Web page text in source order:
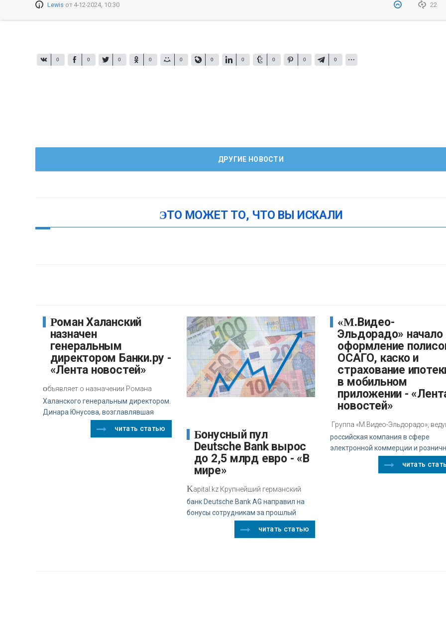
22
Lewis от 4-12-2024, 10:30
0 0 0 0 0 0 0 0 0 0
ДРУГИЕ НОВОСТИ
ЭТО МОЖЕТ ТО, ЧТО ВЫ ИСКАЛИ
Роман Халанский
назначен
генеральным
директором Банки.ру -
«Лента новостей»
объявляет о назначении Романа
Халанского генеральным директором.
Динара Юнусова, возглавлявшая
читать статью Бонусный пул
Deutsche Bank вырос
до 2,5 млрд евро - «В
мире»
Kapital.kz Крупнейший германский
банк Deutsche Bank AG направил на
бонусы сотрудникам за прошлый
читать статью
«М.Видео-
Эльдорадо» начало
оформление
ОСАГО, каско и
страхование
в мобильном
приложении -
новостей»
Группа «М.Видео-Эльдорадо»,
российская компания в сфере
электронной коммерции и
читать